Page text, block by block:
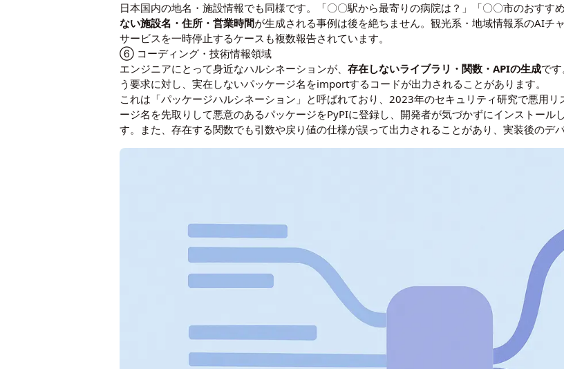
日本国内の地名・施設情報でも同様です。「〇〇駅から最寄りの病院は？」「〇〇市のおすす
ない施設名・住所・営業時間が生成される事例は後を絶ちません。観光系・地域情報系のAIチ
サービスを一時停止するケースも複数報告されています。
⑥ コーディング・技術情報領域
エンジニアにとって身近なハルシネーションが、存在しないライブラリ・関数・APIの生成で
う要求に対し、実在しないパッケージ名をimportするコードが出力されることがあります。
これは「パッケージハルシネーション」と呼ばれており、2023年のセキュリティ研究で悪用
ージ名を先取りして悪意のあるパッケージをPyPIに登録し、開発者が気づかずにインストー
す。また、存在する関数でも引数や戻り値の仕様が誤って出力されることがあり、実装後のデ